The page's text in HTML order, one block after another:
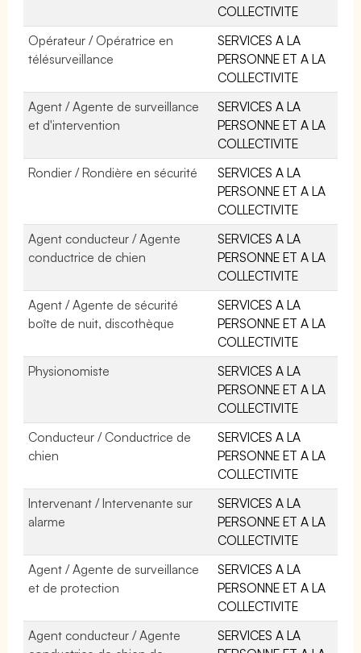
COLLECTIVITE
Opérateur / Opératrice en
télésurveillance
SERVICES A LA
PERSONNE ET A LA
COLLECTIVITE
Agent / Agente de surveillance
et d'intervention
SERVICES A LA
PERSONNE ET A LA
COLLECTIVITE
Rondier / Rondière en sécurité
SERVICES A LA
PERSONNE ET A LA
COLLECTIVITE
Agent conducteur / Agente
conductrice de chien
SERVICES A LA
PERSONNE ET A LA
COLLECTIVITE
Agent / Agente de sécurité
boîte de nuit, discothèque
SERVICES A LA
PERSONNE ET A LA
COLLECTIVITE
Physionomiste
SERVICES A LA
PERSONNE ET A LA
COLLECTIVITE
Conducteur / Conductrice de
chien
SERVICES A LA
PERSONNE ET A LA
COLLECTIVITE
Intervenant / Intervenante sur
alarme
SERVICES A LA
PERSONNE ET A LA
COLLECTIVITE
Agent / Agente de surveillance
et de protection
SERVICES A LA
PERSONNE ET A LA
COLLECTIVITE
Agent conducteur / Agente
SERVICES A LA